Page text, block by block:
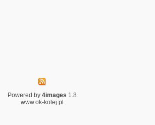
Powered by 4images 1.8
www.ok-kolej.pl